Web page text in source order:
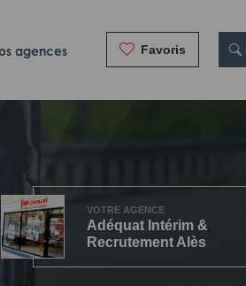
agences Favoris
VOTRE AGENCE
Adéquat Intérim &
Recrutement Alès